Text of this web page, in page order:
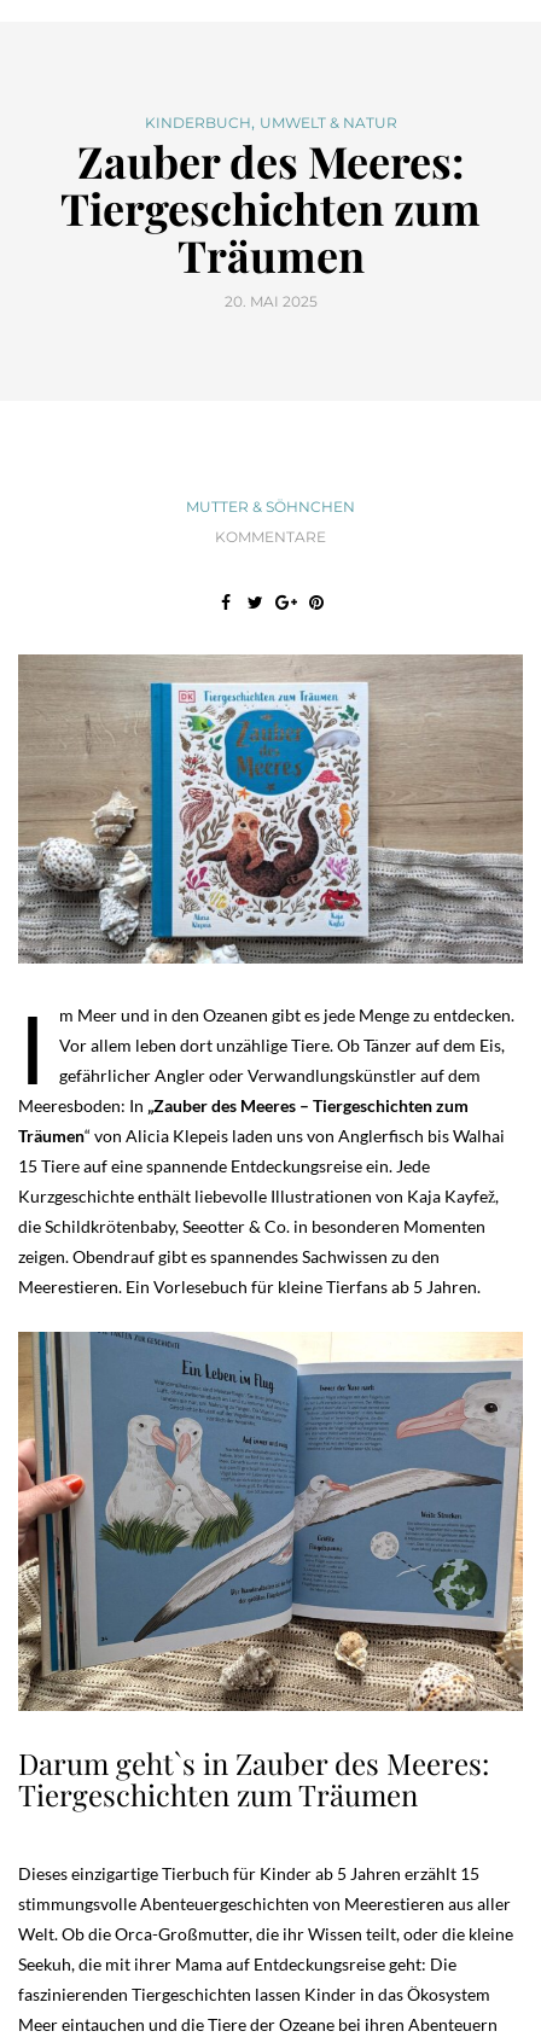
KINDERBUCH, UMWELT & NATUR
Zauber des Meeres:
Tiergeschichten zum
Träumen
20. MAI 2025
MUTTER & SÖHNCHEN
KOMMENTARE
I
m Meer und in den Ozeanen gibt es jede Menge zu entdecken.
Vor allem leben dort unzählige Tiere. Ob Tänzer auf dem Eis,
gefährlicher Angler oder Verwandlungskünstler auf dem
Meeresboden: In „Zauber des Meeres – Tiergeschichten zum
Träumen“ von Alicia Klepeis laden uns von Anglerfisch bis Walhai
15 Tiere auf eine spannende Entdeckungsreise ein. Jede
Kurzgeschichte enthält liebevolle Illustrationen von Kaja Kayfež,
die Schildkrötenbaby, Seeotter & Co. in besonderen Momenten
zeigen. Obendrauf gibt es spannendes Sachwissen zu den
Meerestieren. Ein Vorlesebuch für kleine Tierfans ab 5 Jahren.
Darum geht`s in Zauber des Meeres:
Tiergeschichten zum Träumen
Dieses einzigartige Tierbuch für Kinder ab 5 Jahren erzählt 15
stimmungsvolle Abenteuergeschichten von Meerestieren aus aller
Welt. Ob die Orca-Großmutter, die ihr Wissen teilt, oder die kleine
Seekuh, die mit ihrer Mama auf Entdeckungsreise geht: Die
faszinierenden Tiergeschichten lassen Kinder in das Ökosystem
Meer eintauchen und die Tiere der Ozeane bei ihren Abenteuern